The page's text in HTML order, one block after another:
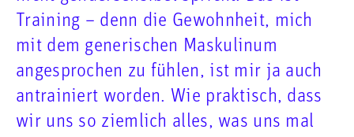
Training – denn die Gewohnheit, mich
mit dem generischen Maskulinum
angesprochen zu fühlen, ist mir ja auch
antrainiert worden. Wie praktisch, dass
wir uns so ziemlich alles, was uns mal